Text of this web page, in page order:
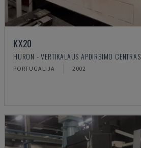
KX20
HURON - VERTIKALAUS APDIRBIMO CENTRAS
PORTUGALIJA 2002